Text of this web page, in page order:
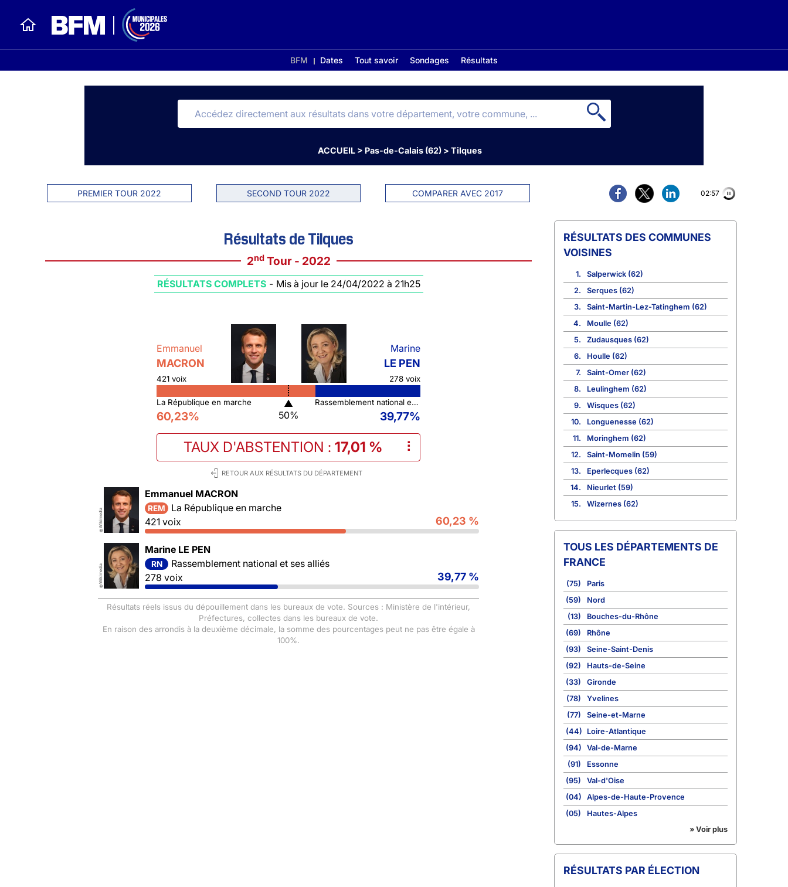
BFM Dates Tout savoir Sondages Résultats
ACCUEIL > Pas-de-Calais (62) > Tilques
PREMIER TOUR 2022 SECOND TOUR 2022 COMPARER AVEC 2017 02:56
Résultats de Tilques
2ndTour - 2022
RÉSULTATS COMPLETS - Mis à jour le 24/04/2022 à 21h25
Emmanuel
MACRON
421 voix
Marine
LE PEN
278 voix
La République en marche
60,23%
▲
50%
Rassemblement national et ses alliés
39,77%
TAUX D'ABSTENTION : 17,01 % ⠇
RETOUR AUX RÉSULTATS DU DÉPARTEMENT
©
Wikimedia
Emmanuel MACRON
REM
La République en marche
421 voix
60,23 %
©
Wikimedia
Marine LE PEN
RN
Rassemblement national et ses alliés
278 voix
39,77 %
Résultats réels issus du dépouillement dans les bureaux de vote. Sources : Ministère de l'intérieur,
Préfectures, collectes dans les bureaux de vote.
En raison des arrondis à la deuxième décimale, la somme des pourcentages peut ne pas être égale à
100%.
COMMUNES
VOISINES
1.
Salperwick (62)
2.
Serques (62)
3.
Saint-Martin-Lez-Tatinghem (62)
4.
Moulle (62)
5.
Zudausques (62)
6.
Houlle (62)
7.
Saint-Omer (62)
8.
Leulinghem (62)
9.
Wisques (62)
10.
Longuenesse (62)
11.
Moringhem (62)
12.
Saint-Momelin (59)
13.
Eperlecques (62)
14.
Nieurlet (59)
15.
Wizernes (62)
TOUS LES DÉPARTEMENTS DE
FRANCE
(75)
Paris
(59)
Nord
(13)
Bouches-du-Rhône
(69)
Rhône
(93)
Seine-Saint-Denis
(92)
Hauts-de-Seine
(33)
Gironde
(78)
Yvelines
(77)
Seine-et-Marne
(44)
Loire-Atlantique
(94)
Val-de-Marne
(91)
Essonne
(95)
Val-d'Oise
(04)
Alpes-de-Haute-Provence
(05)
Hautes-Alpes
» Voir plus
RÉSULTATS PAR ÉLECTION